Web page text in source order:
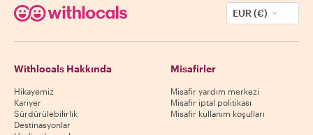
EUR (€)
Withlocals Hakkında
Hikayemiz
Kariyer
Sürdürülebilirlik
Destinasyonlar
Misafirler
Misafir yardım merkezi
Misafir iptal politikası
Misafir kullanım koşulları